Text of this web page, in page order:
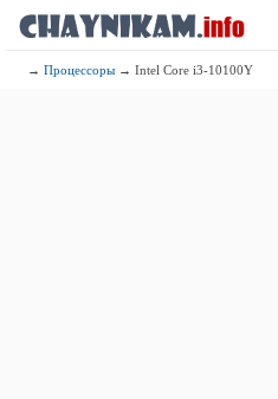
→Процессоры → Intel Core i3-10100Y